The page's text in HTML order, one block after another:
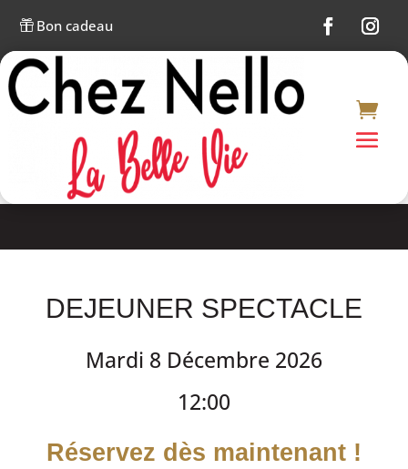
Bon cadeau
DEJEUNER SPECTACLE
Mardi 8 Décembre 2026
12:00
Réservez dès maintenant !